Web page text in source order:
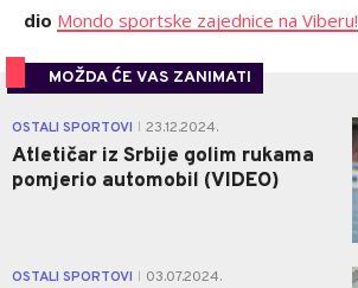
dio Mondo sportske zajednice na Viberu!
MOŽDA ĆE VAS ZANIMATI
OSTALI SPORTOVI 23.12.2024.
Atletičar iz Srbije golim rukama
pomjerio automobil (VIDEO)
OSTALI SPORTOVI 03.07.2024.